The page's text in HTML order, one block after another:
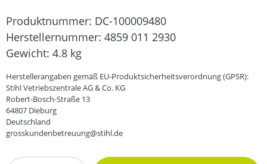
Produktnummer: DC-100009480
Herstellernummer: 4859 011 2930
Gewicht: 4.8 kg
Herstellerangaben gemäß EU-Produktsicherheitsverordnung (GPSR):
Stihl Vetriebszentrale AG & Co. KG
Robert-Bosch-Straße 13
64807 Dieburg
Deutschland
grosskundenbetreuung@stihl.de